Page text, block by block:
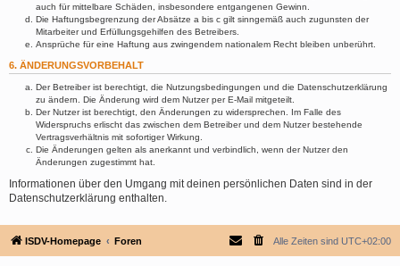
auch für mittelbare Schäden, insbesondere entgangenen Gewinn.
Die Haftungsbegrenzung der Absätze a bis c gilt sinngemäß auch zugunsten der
Mitarbeiter und Erfüllungsgehilfen des Betreibers.
Ansprüche für eine Haftung aus zwingendem nationalem Recht bleiben unberührt.
6. ÄNDERUNGSVORBEHALT
Der Betreiber ist berechtigt, die Nutzungsbedingungen und die Datenschutzerklärung
zu ändern. Die Änderung wird dem Nutzer per E-Mail mitgeteilt.
Der Nutzer ist berechtigt, den Änderungen zu widersprechen. Im Falle des
Widerspruchs erlischt das zwischen dem Betreiber und dem Nutzer bestehende
Vertragsverhältnis mit sofortiger Wirkung.
Die Änderungen gelten als anerkannt und verbindlich, wenn der Nutzer den
Änderungen zugestimmt hat.
Informationen über den Umgang mit deinen persönlichen Daten sind in der
Datenschutzerklärung enthalten.
ISDV-Homepage Foren Alle Zeiten sind UTC+02:00